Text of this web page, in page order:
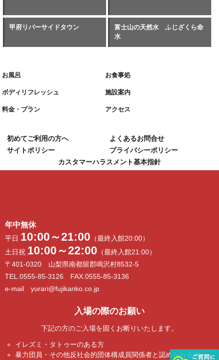
甲府リバーサイドタウン
富士山の天然水 ふじざくら命
水
お風呂 お食事処
ボディリフレッシュ 施設案内
料金・プラン アクセス
初めてご利用の方へ
よくあるお問合せ
サイトポリシー
プライバシーポリシー
カスタマーハラスメント基本指針
年中無休
平日 10:00～21:00 （最終入館20:00）
土日祝 10:00～22:00 （最終入館21:00）
〒401-0320 山梨県南都留郡鳴沢村8532-5
TEL.0555-85-3126 FAX.0555-85-3136
e-mail yurari@fujikanko.co.jp
入場の際のお願い
下記の方のご入場を固くお断りいたします。
イレズミ・タトゥーのある方
暴力団員・その他反社会的団体構成員関係者と認められる方